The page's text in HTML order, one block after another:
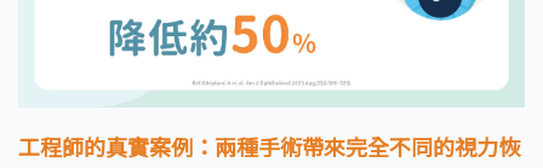
工程師的真實案例：兩種手術帶來完全不同的視力恢